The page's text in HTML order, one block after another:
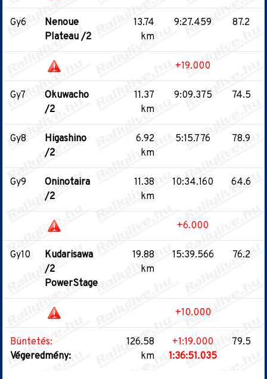
Gy6
Nenoue
Plateau /2
13.74
km
9:27.459 87.2
+19.000
Gy7
Okuwacho
/2
11.37
km
9:09.375 74.5
Gy8
Higashino
/2
6.92
km
5:15.776 78.9
Gy9
Oninotaira
/2
11.38
km
10:34.160 64.6
+6.000
Gy10
Kudarisawa
/2
PowerStage
19.88
km
15:39.566 76.2
+10.000
Büntetés:
Végeredmény:
126.58
km
+1:19.000
1:36:51.035
79.5